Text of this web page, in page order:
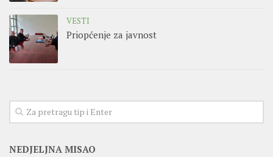
VESTI
Priopćenje za javnost
NEDJELJNA MISAO